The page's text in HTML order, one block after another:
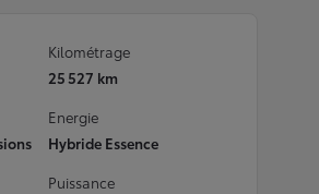
Kilométrage
25 527 km
Energie
Hybride Essence
Puissance